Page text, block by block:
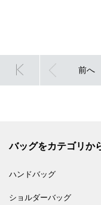
前へ
バッグをカテゴリか
ハンドバッグ
ショルダーバッグ